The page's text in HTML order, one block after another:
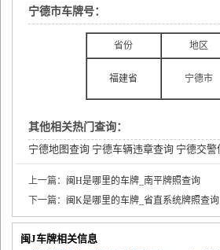
宁德市车牌号：
省份 地区
福建省 宁德市
其他相关热门查询：
宁德地图查询 宁德车辆违章查询 宁德交警
上一篇： 闽H是哪里的车牌_南平牌照查询
下一篇： 闽K是哪里的车牌_省直系统牌照查询
闽J车牌相关信息